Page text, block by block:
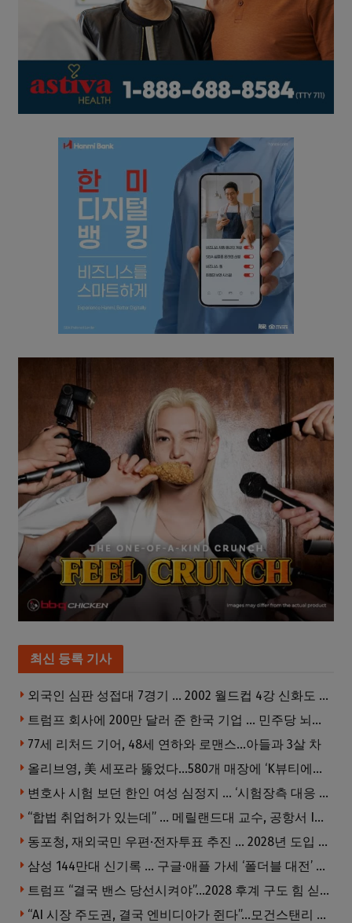
최신 등록 기사
외국인 심판 성접대 7경기 … 2002 월드컵 4강 신화도 흔들
트럼프 회사에 200만 달러 준 한국 기업 … 민주당 뇌물의혹 조사
77세 리처드 기어, 48세 연하와 로맨스…아들과 3살 차
올리브영, 美 세포라 뚫었다…580개 매장에 ‘K뷰티에딧’ 론칭
변호사 시험 보던 한인 여성 심정지 … ‘시험장측 대응 부적절’ 소송
“합법 취업허가 있는데” … 메릴랜드대 교수, 공항서 ICE에 체포, 구금 중
동포청, 재외국민 우편·전자투표 추진 … 2028년 도입 목표
삼성 144만대 신기록 … 구글·애플 가세 ‘폴더블 대전’ 열린다
트럼프 “결국 밴스 당선시켜야”…2028 후계 구도 힘 싣나
“AI 시장 주도권, 결국 엔비디아가 쥔다”…모건스탠리 장담